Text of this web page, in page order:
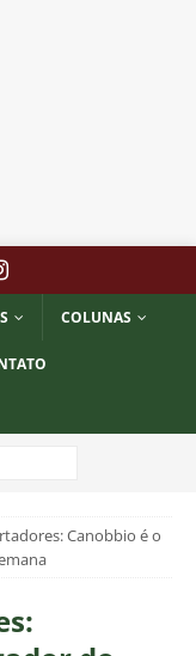
COLUNAS
Canobbio é o